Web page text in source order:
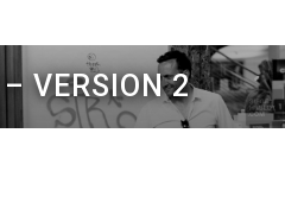
VERSION 2